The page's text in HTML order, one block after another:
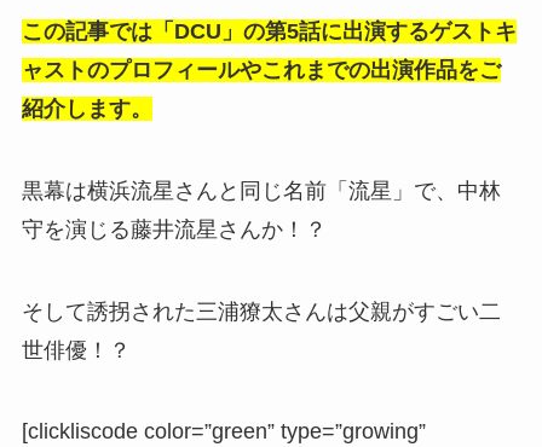
この記事では「DCU」の第5話に出演するゲストキ
ャストのプロフィールやこれまでの出演作品をご
紹介します。
黒幕は横浜流星さんと同じ名前「流星」で、中林
守を演じる藤井流星さんか！？
そして誘拐された三浦獠太さんは父親がすごい二
世俳優！？
[clickliscode color=”green” type=”growing”